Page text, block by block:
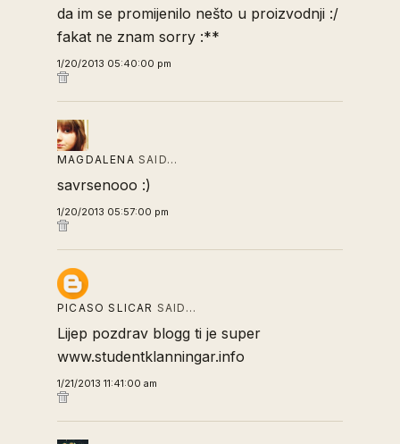
da im se promijenilo nešto u proizvodnji :/
fakat ne znam sorry :**
1/20/2013 05:40:00 pm
MAGDALENA SAID…
savrsenooo :)
1/20/2013 05:57:00 pm
PICASO SLICAR SAID…
Lijep pozdrav blogg ti je super
www.studentklanningar.info
1/21/2013 11:41:00 am